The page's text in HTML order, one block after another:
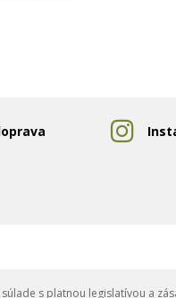
s platnou legislatívou a